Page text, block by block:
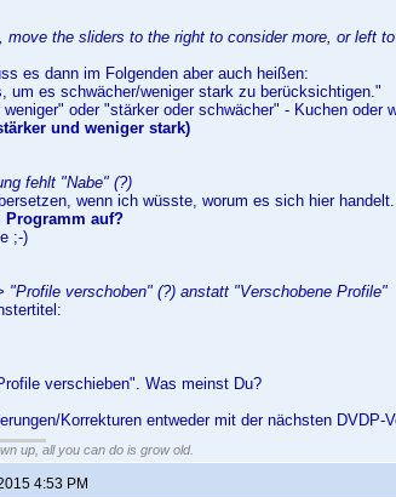
move the sliders to the right to consider more, or left
es dann im Folgenden aber auch heißen:
um es schwächer/weniger stark zu berücksichtigen."
weniger" oder "stärker oder schwächer" - Kuchen oder
und weniger stark)
fehlt "Nabe" (?)
wenn ich wüsste, worum es sich hier handelt.
Programm auf?
;-)
"Profile verschoben" (?) anstatt "Verschobene Profile"
verschieben". Was meinst Du?
Korrekturen entweder mit der nächsten
up, all you can do is grow old.
4:53 PM